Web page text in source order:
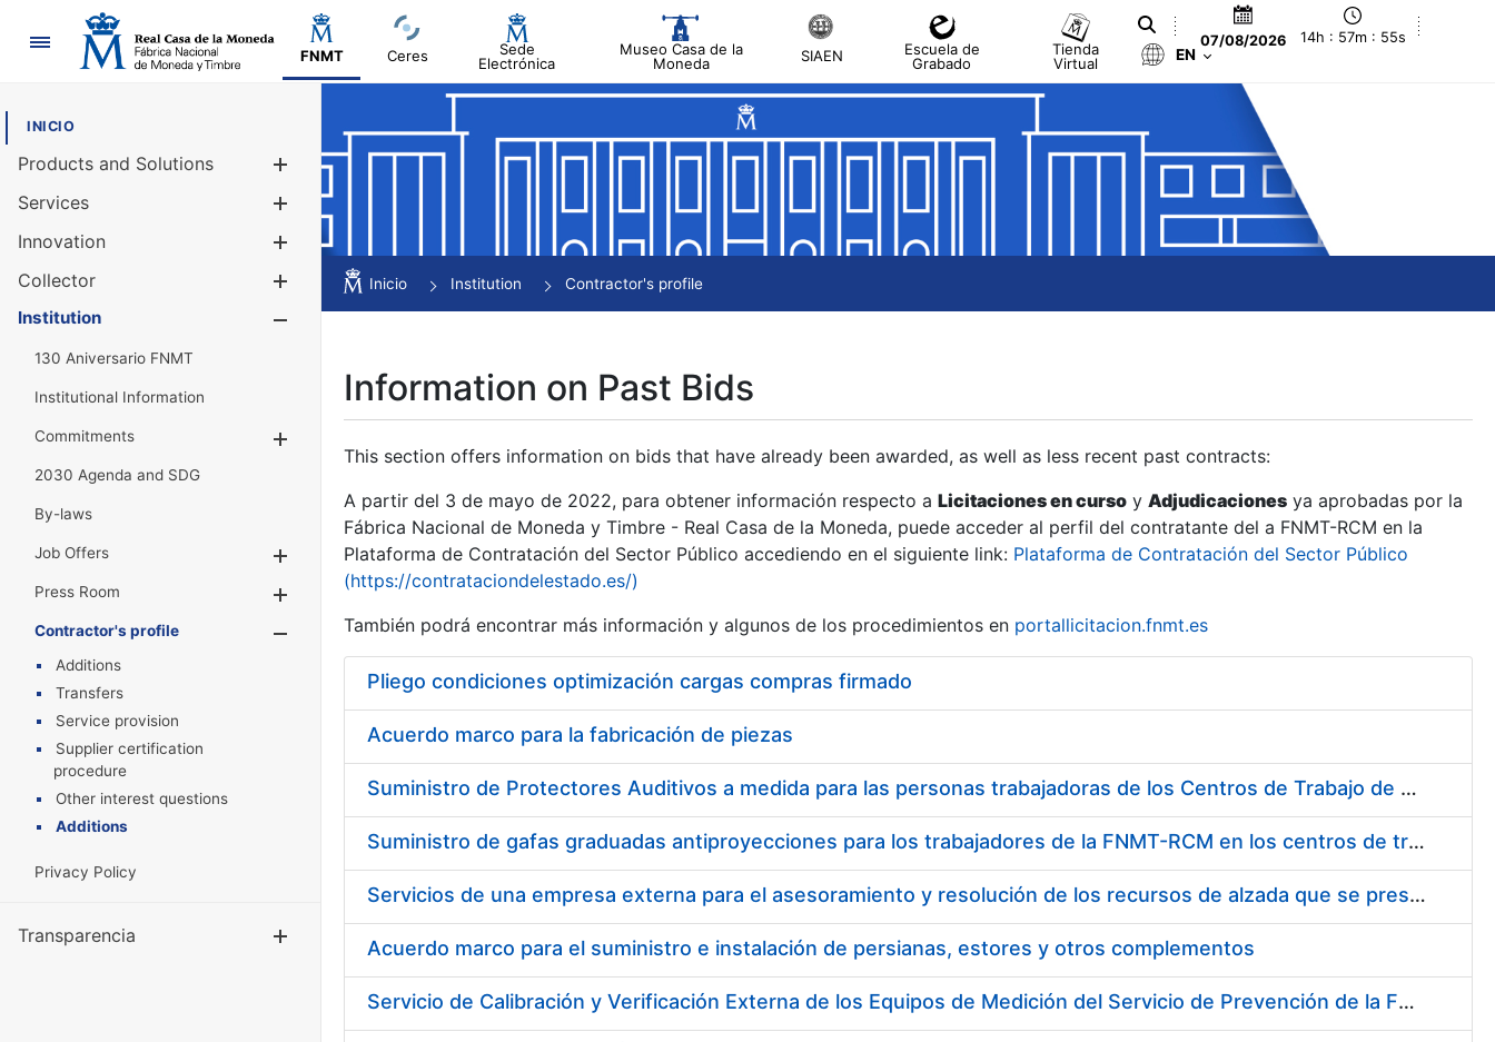
Navigation
FNMT Ceres
Sede
Electrónica
Museo Casa de la
Moneda
SIAEN
Escuela de
Grabado
Tienda
Virtual
07/08/2026 14h : 57m : 55s
EN
INICIO
Products and Solutions
Services
Innovation
Collector
Show/Hide
Institution
130 Aniversario FNMT
Institutional Information
Commitments
2030 Agenda and SDG
By-laws
Job Offers
Show/Hide
Press Room
Show/Hide
Contractor's profile
Show/Hide
Additions
Transfers
Service provision
Supplier certification
procedure
Other interest questions
Additions
Privacy Policy
Transparencia Show/Hide
Inicio Institution Contractor's profile
Information on Past Bids
This section offers information on bids that have already been awarded, as well as less recent past contracts:
A partir del 3 de mayo de 2022, para obtener información respecto a Licitaciones en curso y Adjudicaciones ya aprobadas por la
Fábrica Nacional de Moneda y Timbre - Real Casa de la Moneda, puede acceder al perfil del contratante del a FNMT-RCM en la
Plataforma de Contratación del Sector Público accediendo en el siguiente link: Plataforma de Contratación del Sector Público
(https://contrataciondelestado.es/)
También podrá encontrar más información y algunos de los procedimientos en portallicitacion.fnmt.es
Pliego condiciones optimización cargas compras firmado
Acuerdo marco para la fabricación de piezas
Suministro de Protectores Auditivos a medida para las personas trabajadoras de los Centros de Trabajo de Madrid y Burgos
Suministro de gafas graduadas antiproyecciones para los trabajadores de la FNMT-RCM en los centros de trabajo de Madrid y Burgos
Servicios de una empresa externa para el asesoramiento y resolución de los recursos de alzada que se presentan relacionados con procesos de selección para la FNMT-RCM
Acuerdo marco para el suministro e instalación de persianas, estores y otros complementos
Servicio de Calibración y Verificación Externa de los Equipos de Medición del Servicio de Prevención de la FNMT-RCM